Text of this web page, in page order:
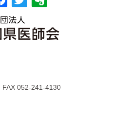
F
a
o
T
wi
v
e
FAX 052-241-4130